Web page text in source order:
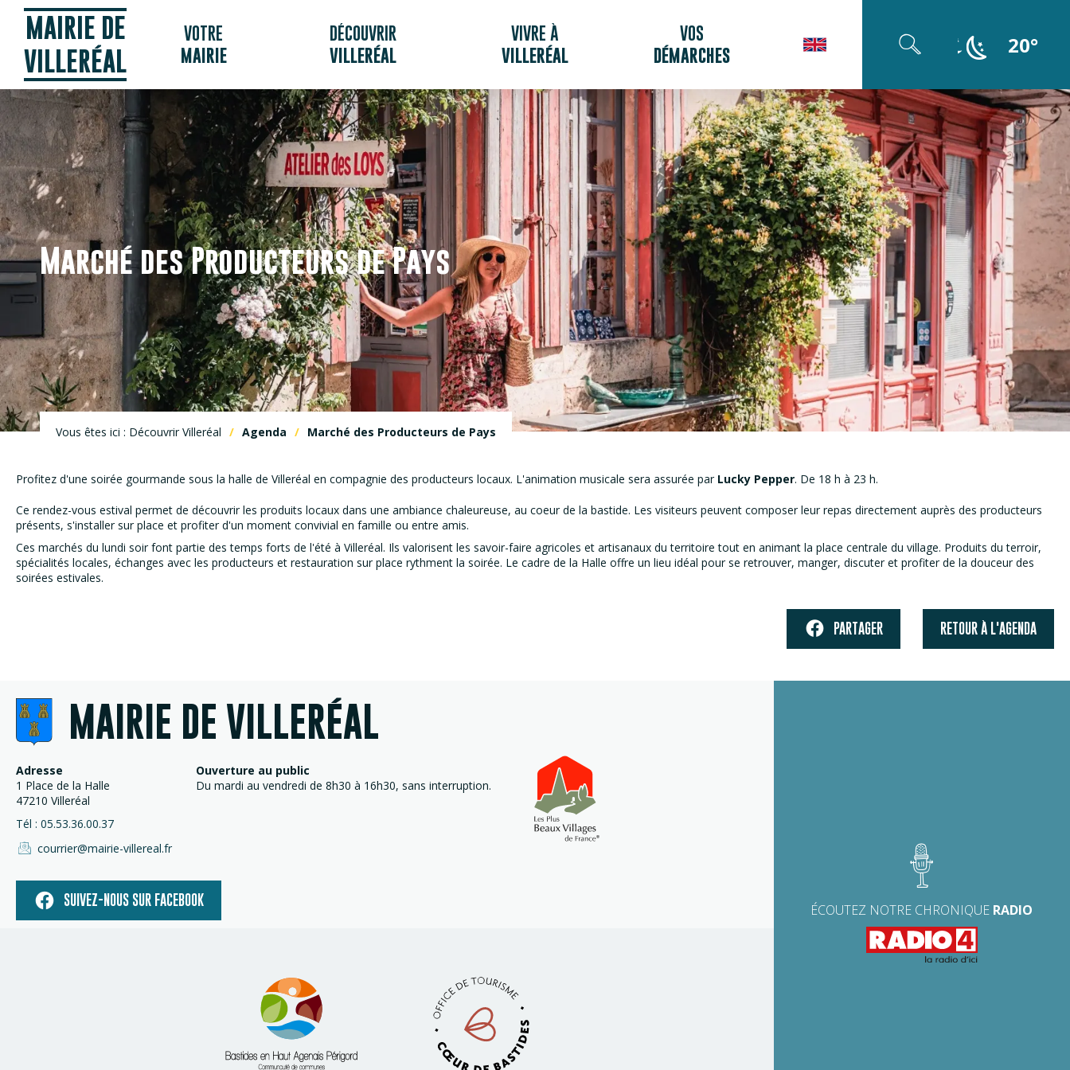
MAIRIE DE
VILLERÉAL
VOTRE
MAIRIE
DÉCOUVRIR
VILLERÉAL
VIVRE À
VILLERÉAL
VOS
DÉMARCHES 20°
Marché des Producteurs de Pays
Vous êtes ici : Découvrir Villeréal Agenda Marché des Producteurs de Pays
Profitez d'une soirée gourmande sous la halle de Villeréal en compagnie des producteurs locaux. L'animation musicale sera assurée par Lucky Pepper. De 18 h à 23 h.
Ce rendez-vous estival permet de découvrir les produits locaux dans une ambiance chaleureuse, au coeur de la bastide. Les visiteurs peuvent composer leur repas directement auprès des producteurs
présents, s'installer sur place et profiter d'un moment convivial en famille ou entre amis.
Ces marchés du lundi soir font partie des temps forts de l'été à Villeréal. Ils valorisent les savoir-faire agricoles et artisanaux du territoire tout en animant la place centrale du village. Produits du terroir,
spécialités locales, échanges avec les producteurs et restauration sur place rythment la soirée. Le cadre de la Halle offre un lieu idéal pour se retrouver, manger, discuter et profiter de la douceur des
soirées estivales.
PARTAGER RETOUR À L'AGENDA
MAIRIE DE VILLERÉAL
Adresse
1 Place de la Halle
47210 Villeréal
Tél : 05.53.36.00.37
courrier@mairie-villereal.fr
Ouverture au public
Du mardi au vendredi de 8h30 à 16h30, sans interruption.
SUIVEZ-NOUS SUR FACEBOOK
ÉCOUTEZ NOTRE CHRONIQUE RADIO
Panneau de gestion des cookies